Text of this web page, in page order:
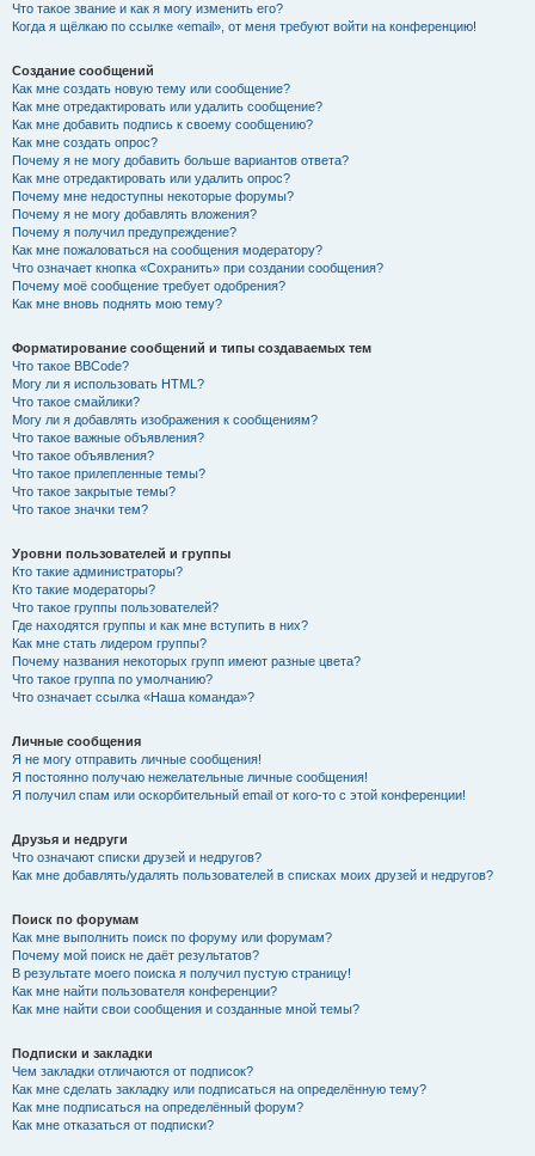
Что такое звание и как я могу изменить его?
Когда я щёлкаю по ссылке «email», от меня требуют войти на конференцию!
Создание сообщений
Как мне создать новую тему или сообщение?
Как мне отредактировать или удалить сообщение?
Как мне добавить подпись к своему сообщению?
Как мне создать опрос?
Почему я не могу добавить больше вариантов ответа?
Как мне отредактировать или удалить опрос?
Почему мне недоступны некоторые форумы?
Почему я не могу добавлять вложения?
Почему я получил предупреждение?
Как мне пожаловаться на сообщения модератору?
Что означает кнопка «Сохранить» при создании сообщения?
Почему моё сообщение требует одобрения?
Как мне вновь поднять мою тему?
Форматирование сообщений и типы создаваемых тем
Что такое BBCode?
Могу ли я использовать HTML?
Что такое смайлики?
Могу ли я добавлять изображения к сообщениям?
Что такое важные объявления?
Что такое объявления?
Что такое прилепленные темы?
Что такое закрытые темы?
Что такое значки тем?
Уровни пользователей и группы
Кто такие администраторы?
Кто такие модераторы?
Что такое группы пользователей?
Где находятся группы и как мне вступить в них?
Как мне стать лидером группы?
Почему названия некоторых групп имеют разные цвета?
Что такое группа по умолчанию?
Что означает ссылка «Наша команда»?
Личные сообщения
Я не могу отправить личные сообщения!
Я постоянно получаю нежелательные личные сообщения!
Я получил спам или оскорбительный email от кого-то с этой конференции!
Друзья и недруги
Что означают списки друзей и недругов?
Как мне добавлять/удалять пользователей в списках моих друзей и недругов?
Поиск по форумам
Как мне выполнить поиск по форуму или форумам?
Почему мой поиск не даёт результатов?
В результате моего поиска я получил пустую страницу!
Как мне найти пользователя конференции?
Как мне найти свои сообщения и созданные мной темы?
Подписки и закладки
Чем закладки отличаются от подписок?
Как мне сделать закладку или подписаться на определённую тему?
Как мне подписаться на определённый форум?
Как мне отказаться от подписки?